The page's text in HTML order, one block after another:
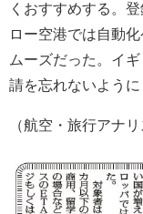
くおすすめする。
ロー空港では自動
ムーズだった。イ
請を忘れないように
（航空・旅行アナ